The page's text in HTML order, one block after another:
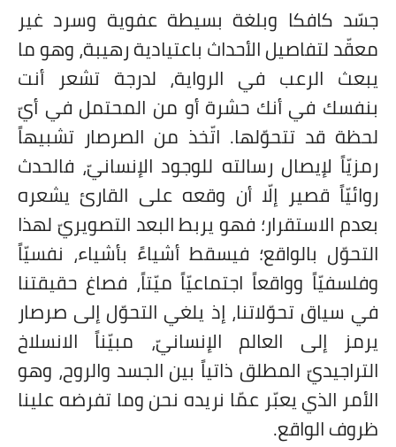
جسّد كافكا وبلغة بسيطة عفوية وسرد غير
معقّد لتفاصيل الأحداث باعتيادية رهيبة، وهو ما
يبعث الرعب في الرواية، لدرجة تشعر أنت
بنفسك في أنك حشرة أو من المحتمل في أيّ
لحظة قد تتحوّلها. اتّخذ من الصرصار تشبيهاً
رمزيّاً لإيصال رسالته للوجود الإنسانيّ، فالحدث
روائيّاً قصير إلّا أن وقعه على القارئ يشعره
بعدم الاستقرار؛ فهو يربط البعد التصويريّ لهذا
التحوّل بالواقع؛ فيسقط أشياءً بأشياء، نفسيّاً
وفلسفيّاً وواقعاً اجتماعيّاً ميّتاً، فصاغ حقيقتنا
في سياق تحوّلاتنا، إذ يلغي التحوّل إلى صرصار
يرمز إلى العالم الإنسانيّ، مبيّناً الانسلاخ
التراجيديّ المطلق ذاتياً بين الجسد والروح، وهو
الأمر الذي يعبّر عمّا نريده نحن وما تفرضه علينا
ظروف الواقع.